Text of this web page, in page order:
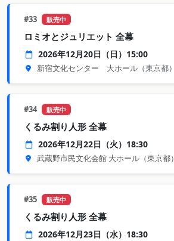
#33 販売中
ロミオとジュリエット 全幕
2026年12月20日（日）15:00
新宿文化センター 大ホール （東京都）
#34 販売中
くるみ割り人形 全幕
2026年12月22日（火）18:30
武蔵野市民文化会館 大ホール （東京都）
#35 販売中
くるみ割り人形 全幕
2026年12月23日（水）18:30